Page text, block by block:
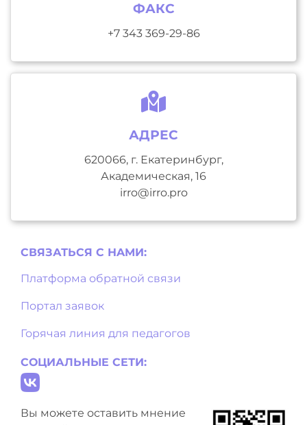
ФАКС
+7 343 369-29-86
АДРЕС
620066, г. Екатеринбург,
Академическая, 16
irro@irro.pro
СВЯЗАТЬСЯ С НAМИ:
Платформа обратной связи
Портал заявок
Горячая линия для педагогов
СОЦИАЛЬНЫЕ СЕТИ:
Вы можете оставить мнение